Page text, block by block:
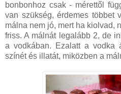
bonbonhoz csak - mérettől
van szükség, érdemes többet
málna nem jó, mert ha kiolvad,
friss. A málnát legalább 2, de
a vodkában. Ezalatt a vodka
színét és illatát, miközben a